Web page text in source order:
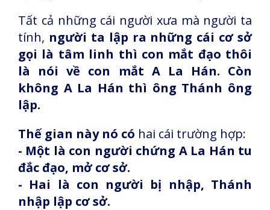
Tất cả những cái người xưa mà người ta
tính, người ta lập ra những cái cơ sở
gọi là tâm linh thì con mắt đạo thôi
là nói về con mắt A La Hán. Còn
không A La Hán thì ông Thánh ông
lập.
Thế gian này nó có hai cái trường hợp:
- Một là con người chứng A La Hán tu
đắc đạo, mở cơ sở.
- Hai là con người bị nhập, Thánh
nhập lập cơ sở.